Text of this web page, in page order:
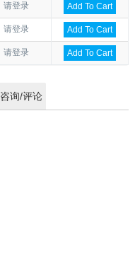
请登录 Add To Cart
请登录 Add To Cart
请登录 Add To Cart
咨询/评论